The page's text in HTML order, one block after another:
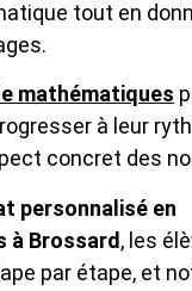
tout en
mathématiques
à leur
concret des
personnalisé en
à Brossard, les
par étape, et